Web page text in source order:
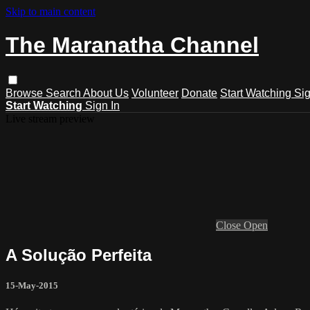
Skip to main content
The Maranatha Channel
Browse Search About Us Volunteer Donate Start Watching
Start Watching Sign In
Close Open
A Solução Perfeita
15-May-2015